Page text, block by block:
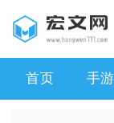
首页 手